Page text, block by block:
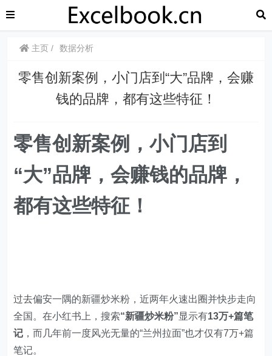
主页 数据分析
​​零售创新案例，小门店到“大”品牌，会赚
钱的品牌，都有这些特征！
零售创新案例，小门店到
“大”品牌，会赚钱的品牌，
都有这些特征！
过去偏安一隅的新疆炒米粉，近两年火速出圈并快步走向
全国。在小红书上，搜索“新疆炒米粉”显示有13万+篇笔
记 ，而几年前一度风光无量的“兰州拉面”也才仅有7万+篇
笔记。